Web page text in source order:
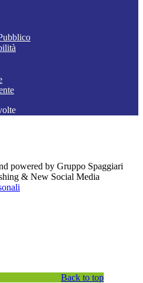
powered by Gruppo Spaggiari
& New Social Media
Back to top